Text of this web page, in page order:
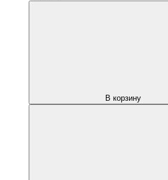
В корзину